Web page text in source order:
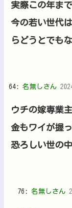
実際この年ま
今の若い世代
らどうとでも
64: 名無しさん
ウチの嫁専業
金もワイが握
恐ろしい世の
76: 名無しさん